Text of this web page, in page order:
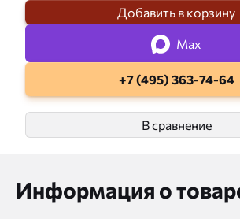
Добавить в корзину
Max
+7 (495) 363-74-64
В сравнение
Информация о